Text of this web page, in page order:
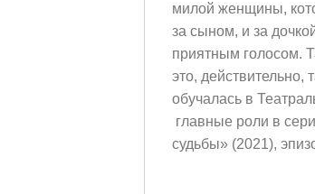
милой женщины,
за сыном, и за
приятным голосом.
это,
обучалась в
главные роли в
судьбы» (2021),